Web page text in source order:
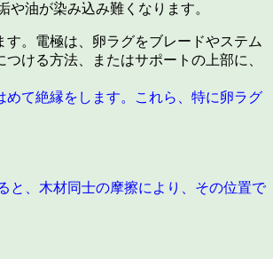
油が染み込み難くなります。
。電極は、卵ラグをブレードやステム
ける方法、またはサポートの上部に、
て絶縁をします。これら、特に卵ラグ
と、木材同士の摩擦により、その位置で